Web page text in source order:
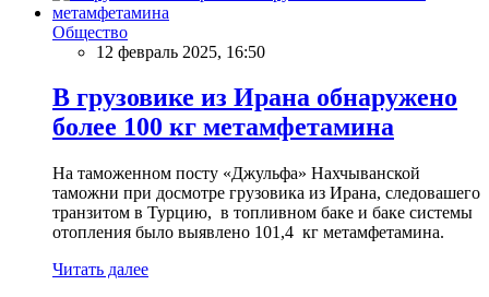
Общество
12 февраль 2025, 16:50
В грузовике из Ирана обнаружено
более 100 кг метамфетамина
На таможенном посту «Джульфа» Нахчыванской
таможни при досмотре грузовика из Ирана, следовашего
транзитом в Турцию, в топливном баке и баке системы
отопления было выявлено 101,4 кг метамфетамина.
Читать далее